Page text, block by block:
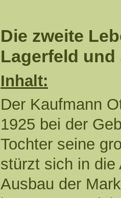
Die zweite
Lagerfeld und
Inhalt:
Der Kaufmann
1925 bei der
Tochter seine
stürzt sich in die
Ausbau der